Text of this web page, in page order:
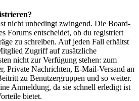
nicht unbedingt zwingend. Die Board-
Forums entscheidet, ob du registriert
zu schreiben. Auf jeden Fall erhältst
Zugriff auf zusätzliche
nicht zur Verfügung stehen: zum
Private Nachrichten, E-Mail-Versand an
zu Benutzergruppen und so weiter.
Anmeldung, da sie schnell erledigt ist
bietet.